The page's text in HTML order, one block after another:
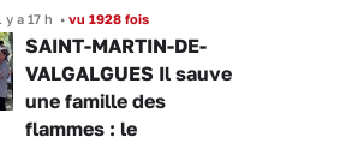
y a 17 h • vu 1928 fois
SAINT-MARTIN-DE-
VALGALGUES Il sauve
une famille des
flammes : le